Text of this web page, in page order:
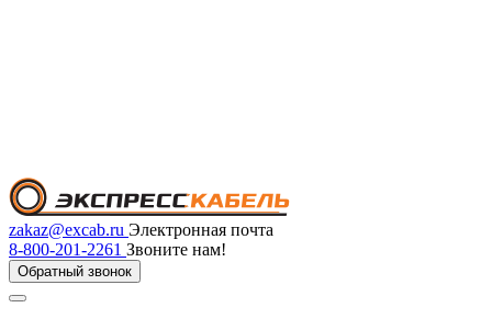
zakaz@excab.ru Электронная почта
8-800-201-2261 Звоните нам!
Обратный звонок